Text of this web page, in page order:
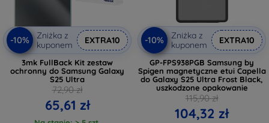
-10%
Zniżka z
kuponem
EXTRA10
3mk FullBack Kit zestaw
ochronny do Samsung Galaxy
S25 Ultra
72,90 zł
65,61 zł
-10%
Zniżka z
kuponem
EXTRA10
GP-FPS938PGB Samsung by
Spigen magnetyczne etui Capella
do Galaxy S25 Ultra Frost Black,
uszkodzone opakowanie
115,90 zł
104,32 zł